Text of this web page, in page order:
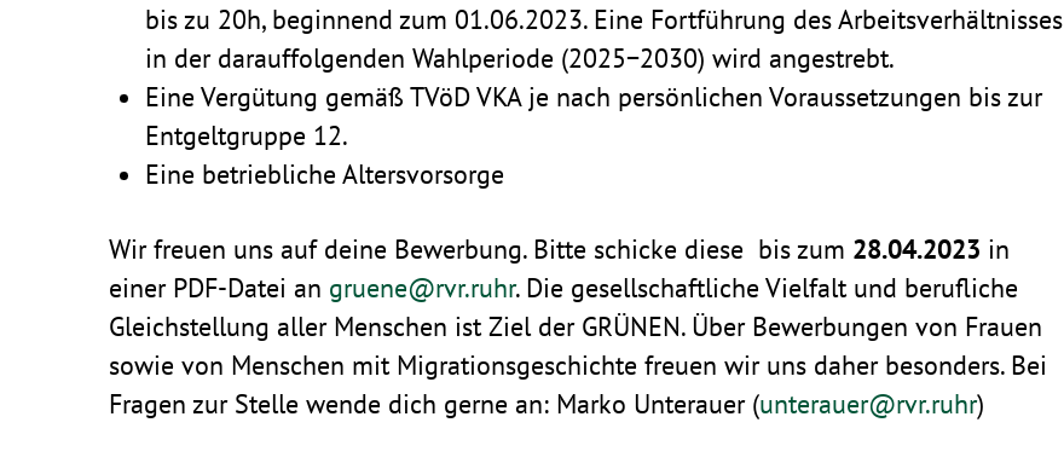
bis zu 20h, begin­nend zum 01.06.2023. Eine Fort­füh­rung des Arbeits­ver­hält­nisses
in der darauf­fol­genden Wahl­pe­riode (2025−2030) wird angestrebt.
Eine Vergü­tung gemäß TVöD VKA je nach persön­li­chen Voraus­set­zungen bis zur
Entgelt­gruppe 12.
Eine betrieb­liche Altersvorsorge
Wir freuen uns auf deine Bewer­bung. Bitte schicke diese bis zum 28.04.2023 in
einer PDF-Datei an gruene@​rvr.​ruhr. Die gesell­schaft­liche Viel­falt und beruf­liche
Gleich­stel­lung aller Menschen ist Ziel der GRÜNEN. Über Bewer­bungen von Frauen
sowie von Menschen mit Migra­ti­ons­ge­schichte freuen wir uns daher beson­ders. Bei
Fragen zur Stelle wende dich gerne an: Marko Unter­auer (unterauer@​rvr.​ruhr)